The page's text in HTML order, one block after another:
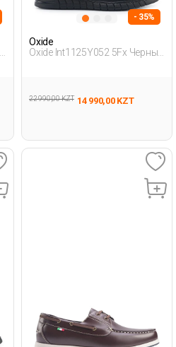
- 35%
Oxide
Oxide Int1125Y052 5Fx Черный
22 990,00 KZT 14 990,00 KZT